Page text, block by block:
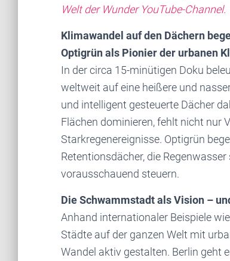
Welt der Wunder YouTube-Channel.
Klimawandel auf den Dächern
Optigrün als Pionier der urbanen
In der circa 15-minütigen Doku
weltweit auf eine heißere und
und intelligent gesteuerte Dächer
Flächen dominieren, fehlt nicht nur
Starkregenereignisse. Optigrün
Retentionsdächer, die
vorausschauend steuern.
Die Schwammstadt als Vision –
Anhand internationaler Beispiele
Städte auf der ganzen Welt mit
Wandel aktiv gestalten. Berlin geht